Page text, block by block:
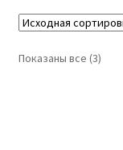
Мой аккаунт
Показаны все (3)